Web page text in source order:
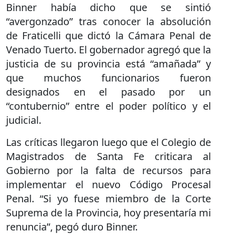
Binner había dicho que se sintió
“avergonzado” tras conocer la absolución
de Fraticelli que dictó la Cámara Penal de
Venado Tuerto. El gobernador agregó que la
justicia de su provincia está “amañada” y
que muchos funcionarios fueron
designados en el pasado por un
“contubernio” entre el poder político y el
judicial.
Las críticas llegaron luego que el Colegio de
Magistrados de Santa Fe criticara al
Gobierno por la falta de recursos para
implementar el nuevo Código Procesal
Penal. “Si yo fuese miembro de la Corte
Suprema de la Provincia, hoy presentaría mi
renuncia”, pegó duro Binner.